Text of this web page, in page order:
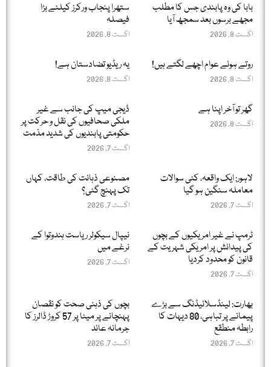
بابا کی وہ پابندی جس کا مطلب
مجھے برسوں بعد سمجھ آیا
اگست 8, 2026
ستھرا پنجاب ورکرز کیلئے بڑا
فیصلہ
اگست 8, 2026
روتے ہوئے عوام اچھے لگتے ہیں!
اگست 8, 2026
یہ ریڈیو تضادستان ہے!
اگست 8, 2026
گھر تو آخر اپنا ہے
اگست 8, 2026
ڈیجی میپ کی جانب سے غیر
ملکی صحافیوں کی نقل و حرکت پر
حکومتی پابندیوں کی شدید مذمت
اگست 7, 2026
لاہور: ایک واقعہ، کئی سوالات
معاملہ سنگین ہو گیا
اگست 7, 2026
مصنوعی ذہانت کی طاقت، کہاں
تک پہنچ گئی؟
اگست 7, 2026
ٹرمپ نے غیر امریکیوں کے بچوں
کی پیدائش پر امریکی شہریت کے
قانون کو محدود کردیا
اگست 7, 2026
نیپال سیکولر ریاست ہندوتوا کے
نرغے میں
اگست 7, 2026
بھارت: لینڈسلائیڈنگ سے بڑے
پیمانے پر تباہی، 80 دیہات کا
رابطہ منطقع
اگست 7, 2026
بچوں کی ذہنی صحت کو نقصان
پہنچانے پر میٹا پر 57 کروڑ ڈالرز کا
جرمانہ عائد
اگست 7, 2026